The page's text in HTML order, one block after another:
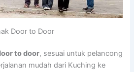
Door to Door
to door, sesuai untuk pelancong
mudah dari Kuching ke